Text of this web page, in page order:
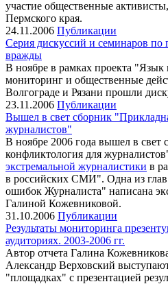
участие общественные
Пермского края.
24.11.2006 Публикации
Серия дискуссий и семинаров по
вражды
В ноябре в рамках проекта
мониторинг и общественные
Волгограде и Рязани прошли
23.11.2006 Публикации
Вышел в свет сборник
журналистов"
В ноябре 2006 года вышел в свет
конфликтология для
экстремальной журналистики в
в российских СМИ". Одна из
ошибок Журналиста" написана
Галиной Кожевниковой.
31.10.2006 Публикации
Результаты мониторинга
аудиториях. 2003-2006 гг.
Автор отчета Галина
Александр Верховский
"площадках" с презентацией